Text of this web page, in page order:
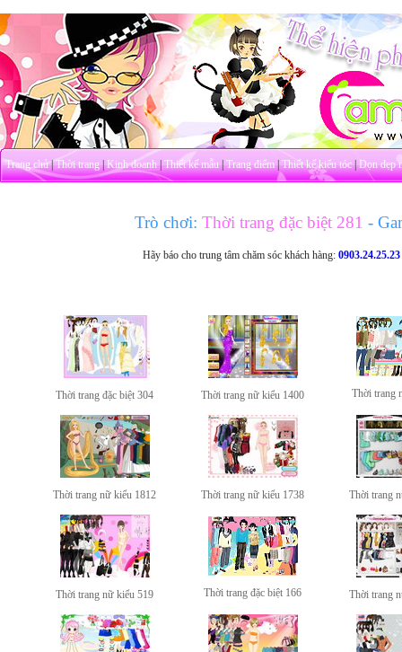
Trang chủ|Thời trang|Kinh doanh|Thiết kế mẫu|Trang điểm|Thiết kế kiểu tóc|Dọn dẹp
Trò chơi: Thời trang đặc biệt 281-
Hãy báo cho trung tâm chăm sóc khách hàng:0903.24.25.23
Thời trang đặc biệt 304 Thời trang nữ kiểu 1400 Thời trang
Thời trang nữ kiểu 1812 Thời trang nữ kiểu 1738 Thời trang
Thời trang nữ kiểu 519 Thời trang đặc biệt 166 Thời trang